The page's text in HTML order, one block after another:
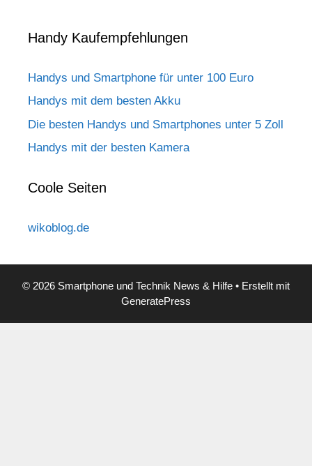
Handy Kaufempfehlungen
Handys und Smartphone für unter 100 Euro
Handys mit dem besten Akku
Die besten Handys und Smartphones unter 5 Zoll
Handys mit der besten Kamera
Coole Seiten
wikoblog.de
© 2026 Smartphone und Technik News & Hilfe • Erstellt mit
GeneratePress